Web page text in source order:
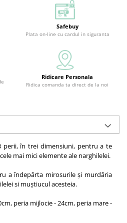
Safebuy
Plata on-line cu cardul in siguranta
Ridicare Personala
Ridica comanda ta direct de la noi
perii, în trei dimensiuni, pentru a te
mai mici elemente ale narghilelei.
a îndepărta mirosurile și murdăria
si muștiucul acesteia.
peria mijlocie - 24cm, peria mare -